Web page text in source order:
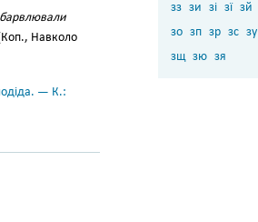
Навколо
— К.:
зз зи зі зї зй
зо зп зр зс зу
зщ зю зя